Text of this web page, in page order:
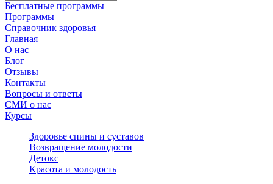
Бесплатные программы
Программы
Справочник здоровья
Главная
О нас
Блог
Отзывы
Контакты
Вопросы и ответы
СМИ о нас
Курсы
Здоровье спины и суставов
Возвращение молодости
Детокс
Красота и молодость